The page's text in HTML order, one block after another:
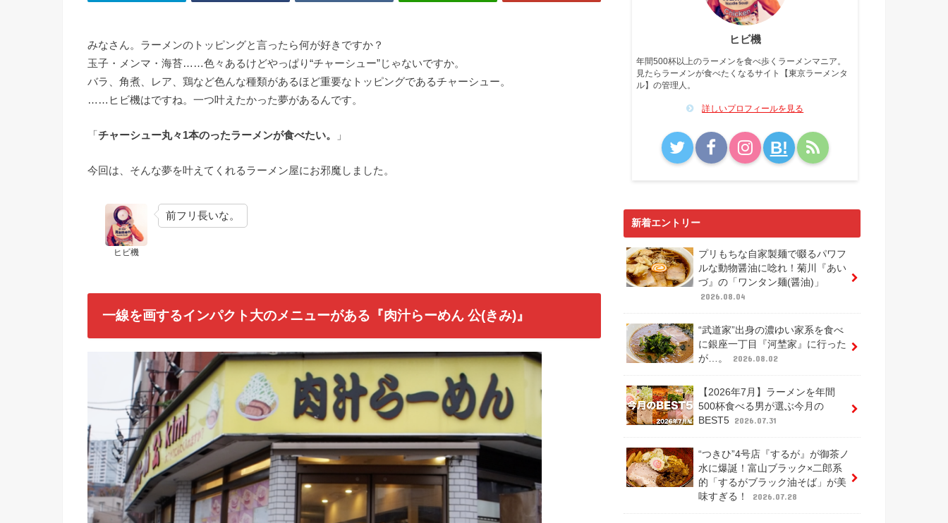
みなさん。ラーメンのトッピングと言ったら何が好きですか？
玉子・メンマ・海苔……色々あるけどやっぱり“チャーシュー”じゃないですか。
バラ、角煮、レア、鶏など色んな種類があるほど重要なトッピングであるチャーシュー。
……ヒビ機はですね。一つ叶えたかった夢があるんです。
「チャーシュー丸々1本のったラーメンが食べたい。 」
今回は、そんな夢を叶えてくれるラーメン屋にお邪魔しました。
ヒビ機
前フリ長いな。
一線を画するインパクト大のメニューがある『肉汁らーめん 公(きみ)』
ヒビ機
年間500杯以上のラーメンを食べ歩くラーメンマニア。
見たらラーメンが食べたくなるサイト【東京ラーメンタ
ル】の管理人。
詳しいプロフィールを見る
B!
新着エントリー
プリもちな自家製麺で啜るパワフ
ルな動物醤油に唸れ！菊川『あい
づ』の「ワンタン麺(醤油)」
2026.08.04
“武道家”出身の濃ゆい家系を食べ
に銀座一丁目『河埜家』に行った
が…。
2026.08.02
【2026年7月】ラーメンを年間
500杯食べる男が選ぶ今月の
BEST5 2026.07.31
“つきひ”4号店『するが』が御茶ノ
水に爆誕！富山ブラック×二郎系
的「するがブラック油そば」が美
味すぎる！
2026.07.28